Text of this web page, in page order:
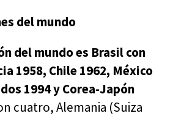
del mundo
del mundo es Brasil con
1958, Chile 1962, México
1994 y Corea-Japón
cuatro, Alemania (Suiza